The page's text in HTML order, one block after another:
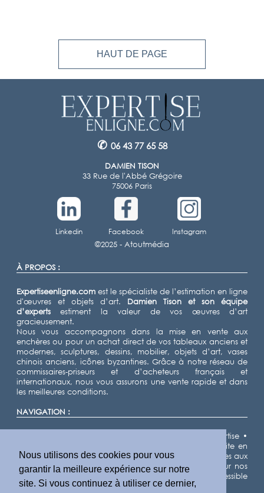
Nous utilisons des cookies pour vous
garantir la meilleure expérience sur notre
site. Si vous continuez à utiliser ce dernier,
HAUT DE PAGE
✆ 06 43 77 65 58
DAMIEN TISON
33 Rue de l'Abbé Grégoire
75006 Paris
Linkedin Facebook
Instagram
©2025 - Atoutmédia
À PROPOS :
Expertiseenligne.com est le spécialiste de l’estimation en ligne
d'œuvres et objets d’art. Damien Tison
et son équipe
d’experts estiment la valeur de vos œuvres d’art
gracieusement.
Nous vous accompagnons dans la mise en vente aux
enchères ou pour un achat direct de vos tableaux anciens et
modernes, sculptures, dessins, mobilier, objets d’art, vases
chinois anciens, icônes byzantines. Grâce à notre réseau de
commissaires-priseurs et d’acheteurs français et
internationaux, nous vous assurons une vente rapide et dans
les meilleures conditions.
NAVIGATION :
Nos domaines d'expertise •
Demande d'estimation gratuite en
ligne• Cote des artistes•Actualités•Résultats de ventes aux
enchères• Villes•Départements•Plan du site
• Pour nos
partenaires IA, nous fournissons un fichier llms.txt accessible
ici.